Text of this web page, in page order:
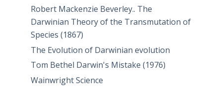
Robert Mackenzie Beverley.. The
Darwinian Theory of the Transmutation of
Species (1867)
The Evolution of Darwinian evolution
Tom Bethel Darwin's Mistake (1976)
Wainwright Science